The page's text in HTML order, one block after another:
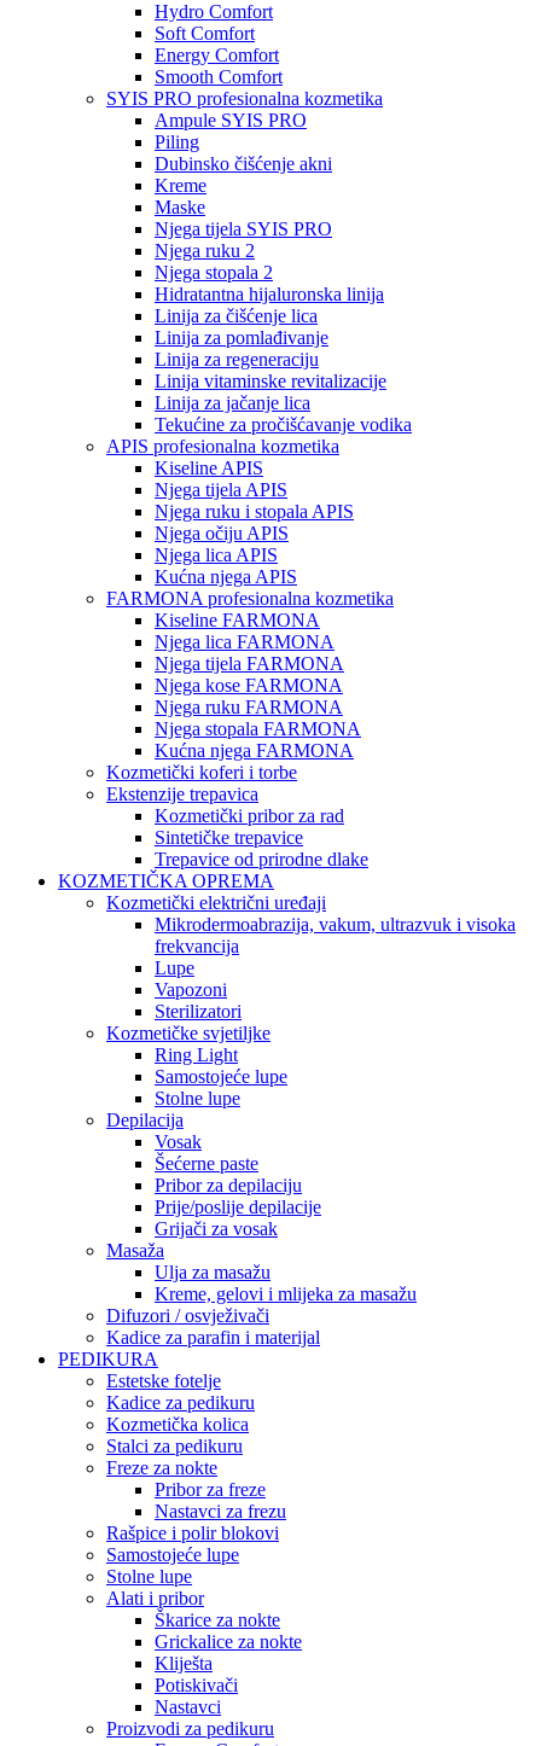
Hydro Comfort
Soft Comfort
Energy Comfort
Smooth Comfort
SYIS PRO profesionalna kozmetika
Ampule SYIS PRO
Piling
Dubinsko čišćenje akni
Kreme
Maske
Njega tijela SYIS PRO
Njega ruku 2
Njega stopala 2
Hidratantna hijaluronska linija
Linija za čišćenje lica
Linija za pomlađivanje
Linija za regeneraciju
Linija vitaminske revitalizacije
Linija za jačanje lica
Tekućine za pročišćavanje vodika
APIS profesionalna kozmetika
Kiseline APIS
Njega tijela APIS
Njega ruku i stopala APIS
Njega očiju APIS
Njega lica APIS
Kućna njega APIS
FARMONA profesionalna kozmetika
Kiseline FARMONA
Njega lica FARMONA
Njega tijela FARMONA
Njega kose FARMONA
Njega ruku FARMONA
Njega stopala FARMONA
Kućna njega FARMONA
Kozmetički koferi i torbe
Ekstenzije trepavica
Kozmetički pribor za rad
Sintetičke trepavice
Trepavice od prirodne dlake
KOZMETIČKA OPREMA
Kozmetički električni uređaji
Mikrodermoabrazija, vakum, ultrazvuk i visoka
frekvancija
Lupe
Vapozoni
Sterilizatori
Kozmetičke svjetiljke
Ring Light
Samostojeće lupe
Stolne lupe
Depilacija
Vosak
Šećerne paste
Pribor za depilaciju
Prije/poslije depilacije
Grijači za vosak
Masaža
Ulja za masažu
Kreme, gelovi i mlijeka za masažu
Difuzori / osvježivači
Kadice za parafin i materijal
PEDIKURA
Estetske fotelje
Kadice za pedikuru
Kozmetička kolica
Stalci za pedikuru
Freze za nokte
Pribor za freze
Nastavci za frezu
Rašpice i polir blokovi
Samostojeće lupe
Stolne lupe
Alati i pribor
Škarice za nokte
Grickalice za nokte
Kliješta
Potiskivači
Nastavci
Proizvodi za pedikuru